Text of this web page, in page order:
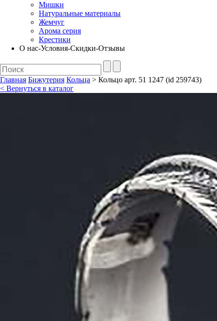
Мишки
Натуральные материалы
Жемчуг
Арома серия
Крестики
О нас-Условия-Скидки-Отзывы
Главная Бижутерия Кольца > Кольцо арт. 51 1247 (id 259743)
< Вернуться в каталог